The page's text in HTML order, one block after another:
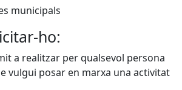
municipals
ho:
a realitzar per qualsevol persona
vulgui posar en marxa una activitat